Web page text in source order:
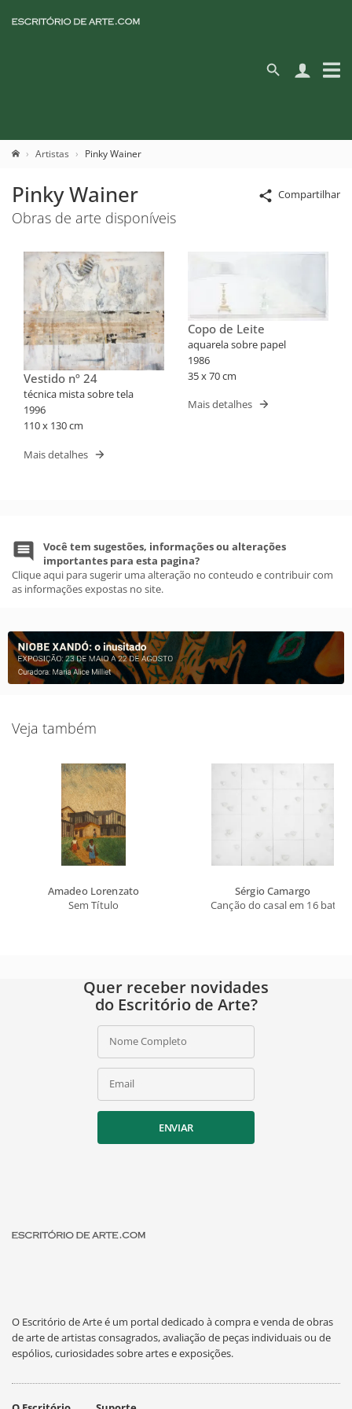
Artistas Pinky Wainer
Compartilhar
Pinky Wainer
Obras de arte disponíveis
Vestido nº 24
técnica mista sobre tela
1996
110 x 130 cm
Mais detalhes
Copo de Leite
aquarela sobre papel
1986
35 x 70 cm
Mais detalhes
Você tem sugestões, informações ou alterações
importantes para esta pagina?
Clique aqui para sugerir uma alteração no conteudo e contribuir com
as informações expostas no site.
Veja também
Amadeo Lorenzato
Sem Título
Sérgio Camargo
Canção do casal em 16
Quer receber novidades
do Escritório de Arte?
Nome Completo
Email
ENVIAR
O Escritório de Arte é um portal dedicado à compra e venda de obras
de arte de artistas consagrados, avaliação de peças individuais ou de
espólios, curiosidades sobre artes e exposições.